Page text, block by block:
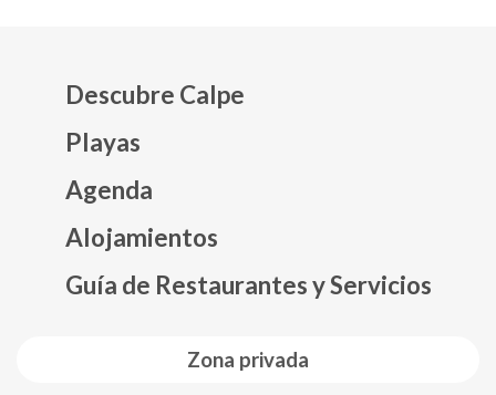
Zona privada
Descubre Calpe
Playas
Agenda
Alojamientos
Guía de Restaurantes y Servicios